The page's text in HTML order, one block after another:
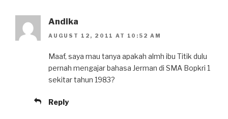
Andika
AUGUST 12, 2011 AT 10:52 AM
Maaf, saya mau tanya apakah almh ibu Titik dulu
pernah mengajar bahasa Jerman di SMA Bopkri 1
sekitar tahun 1983?
Reply